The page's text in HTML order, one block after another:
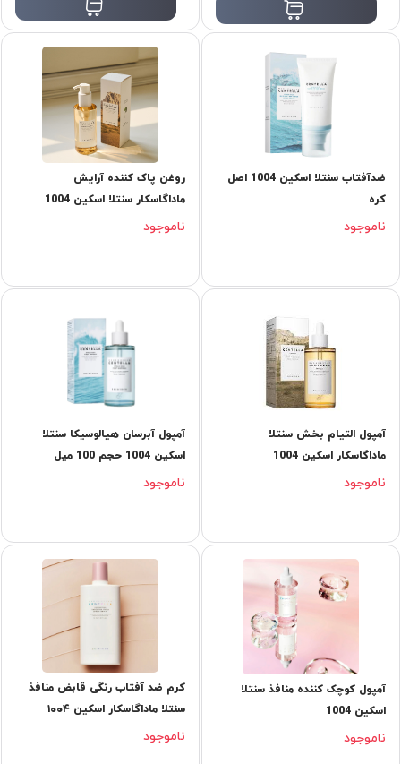
ضدآفتاب سنتلا اسکین 1004 اصل
کره
ناموجود
روغن پاک کننده آرایش
ماداگاسکار سنتلا اسکین 1004
ناموجود
آمپول التیام بخش سنتلا
ماداگاسکار اسکین 1004
ناموجود
آمپول آبرسان هیالوسیکا سنتلا
اسکین 1004 حجم 100 میل
ناموجود
آمپول کوچک کننده منافذ سنتلا
اسکین 1004
ناموجود
کرم ضد آفتاب رنگی قابض منافذ
سنتلا ماداگاسکار اسکین ۱۰۰۴
ناموجود